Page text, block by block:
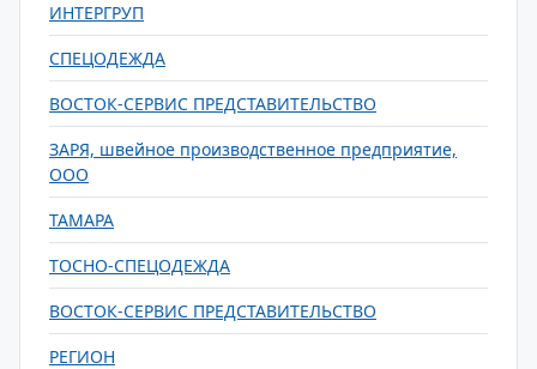
ИНТЕРГРУП
СПЕЦОДЕЖДА
ВОСТОК-СЕРВИС ПРЕДСТАВИТЕЛЬСТВО
ЗАРЯ, швейное производственное предприятие,
ООО
ТАМАРА
ТОСНО-СПЕЦОДЕЖДА
ВОСТОК-СЕРВИС ПРЕДСТАВИТЕЛЬСТВО
РЕГИОН